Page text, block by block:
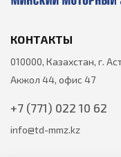
КОНТАКТЫ
010000, Казахстан, г.
Акжол 44, офис 47
+7 (771) 022 10 62
info@td-mmz.kz